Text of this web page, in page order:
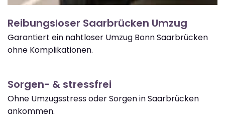
Reibungsloser Saarbrücken Umzug
Garantiert ein nahtloser Umzug Bonn Saarbrücken
ohne Komplikationen.
Sorgen- & stressfrei
Ohne Umzugsstress oder Sorgen in Saarbrücken
ankommen.